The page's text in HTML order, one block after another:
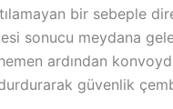
bir sebeple
sonucu meydana
hemen ardından
güvenlik